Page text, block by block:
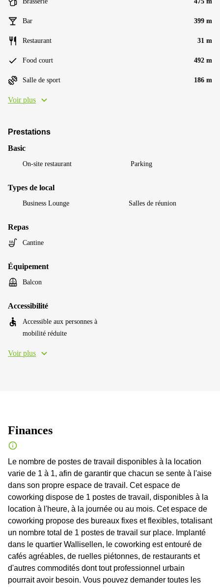
Bar 399 m
Restaurant 31 m
Food court 492 m
Salle de sport 186 m
Voir plus
Prestations
Basic
On-site restaurant Parking
Types de local
Business Lounge Salles de réunion
Repas
Cantine
Équipement
Balcon
Accessibilité
Accessible aux personnes à
mobilité réduite
Voir plus
Finances
Le nombre de postes de travail disponibles à la location
varie de 1 à 1, afin de garantir que chacun se sente à l'aise
dans son propre espace de travail. Cet espace de
coworking dispose de 1 postes de travail, disponibles à la
location à l'heure, à la journée ou au mois. Cet espace de
coworking propose des bureaux fixes et flexibles, totalisant
un nombre total de 1 postes de travail sur place. Implanté
dans le quartier Wallisellen, le coworking est entouré de
cafés agréables, de ruelles piétonnes, de restaurants et
d'autres commodités dont tout professionnel urbain
pourrait avoir besoin. Vous pouvez demander toutes les